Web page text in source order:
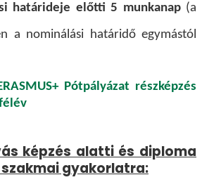
határideje előtti 5 munkanap(a
a nominálási határidő egymástól
Pótpályázat részképzés
képzés alatti és diploma
gyakorlatra: